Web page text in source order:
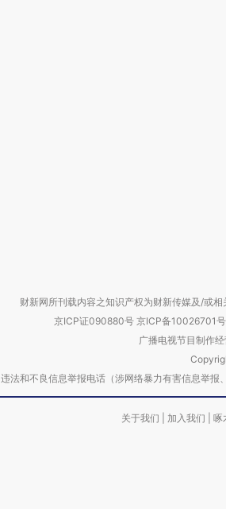
财新网所刊载内容之知识产权为财新传媒及/或
京ICP证090880号 京ICP备10026701
广播电视节目制作
违法和不良信息举报电话（涉网络暴力有害信息举
关于我们 加入我们 啄